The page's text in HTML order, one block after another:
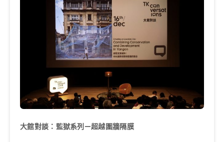
大館對談：監獄系列—超越圍牆隔膜